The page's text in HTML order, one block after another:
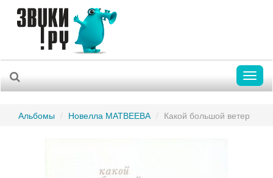
Альбомы Новелла МАТВЕЕВА Какой большой ветер